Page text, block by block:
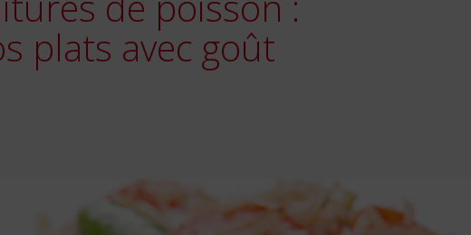
plats avec goût